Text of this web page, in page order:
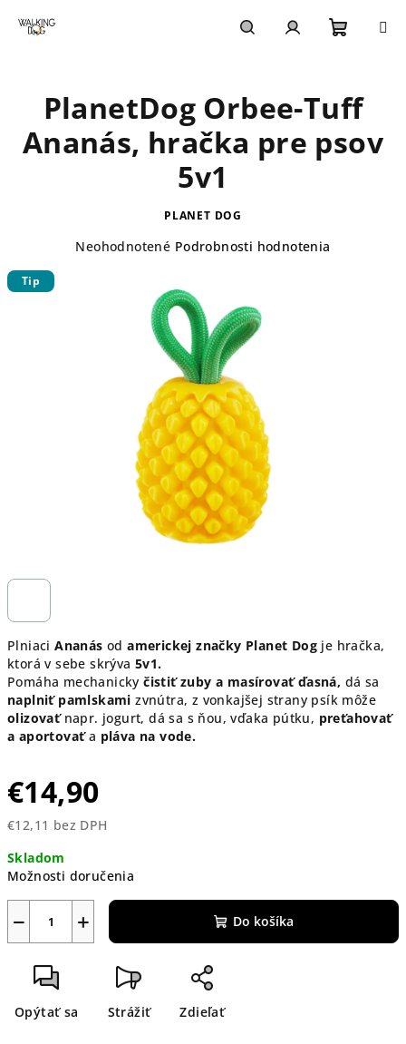
košík
PlniaciAnanás odamerickej značky Planet Dog je hračka,
ktorá v sebe skrýva 5v1.
Pomáha mechanickyčistiť zuby a masírovať ďasná, dá sa
naplniť pamlskami zvnútra, z vonkajšej strany psík môže
olizovaťnapr. jogurt, dá sa s ňou, vďaka pútku, preťahovať
a aportovaťa pláva na vode.
€14,90
€12,11 bez DPH
cena:
Skladom
Možnosti doručenia
+
− Do košíka
Opýtať sa Strážiť Zdieľať
PlanetDog Orbee-Tuff
Ananás, hračka pre psov
5v1
PLANET DOG
Priemerné
Neohodnotené Podrobnosti hodnotenia
Tip